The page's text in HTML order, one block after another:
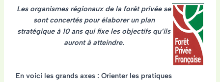
Les organismes régionaux de la forêt privée se
sont concertés pour élaborer un plan
stratégique à 10 ans qui fixe les objectifs qu’ils
auront à atteindre.
En voici les grands axes : Orienter les pratiques